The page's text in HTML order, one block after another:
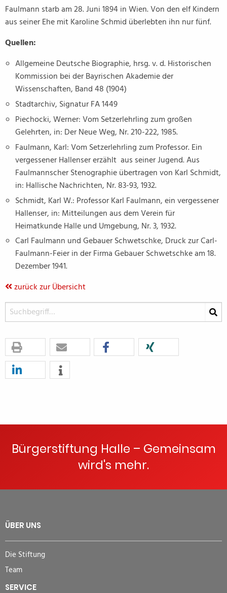
Faulmann starb am 28. Juni 1894 in Wien. Von den elf Kindern
aus seiner Ehe mit Karoline Schmid überlebten ihn nur fünf.
Quellen:
Allgemeine Deutsche Biographie, hrsg. v. d. Historischen
Kommission bei der Bayrischen Akademie der
Wissenschaften, Band 48 (1904)
Stadtarchiv, Signatur FA 1449
Piechocki, Werner: Vom Setzerlehrling zum großen
Gelehrten, in: Der Neue Weg, Nr. 210-222, 1985.
Faulmann, Karl: Vom Setzerlehrling zum Professor. Ein
vergessener Hallenser erzählt aus seiner Jugend. Aus
Faulmannscher Stenographie übertragen von Karl Schmidt,
in: Hallische Nachrichten, Nr. 83-93, 1932.
Schmidt, Karl W.: Professor Karl Faulmann, ein vergessener
Hallenser, in: Mitteilungen aus dem Verein für
Heimatkunde Halle und Umgebung, Nr. 3, 1932.
Carl Faulmann und Gebauer Schwetschke, Druck zur Carl-
Faulmann-Feier in der Firma Gebauer Schwetschke am 18.
Dezember 1941.
zurück zur Übersicht
Bürgerstiftung Halle – Gemeinsam
wird's mehr.
ÜBER UNS
Die Stiftung
Team
SERVICE